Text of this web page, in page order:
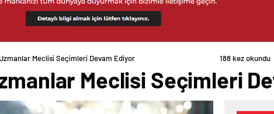
Meclisi Seçimleri Devam Ediyor 188 kez okundu
Meclisi Seçimleri